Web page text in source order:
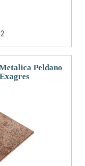
Peldano